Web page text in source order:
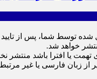
شده توسط شما، پس از
خواهد شد.
تهمت یا افترا باشد منتشر
از زبان فارسی یا غیر